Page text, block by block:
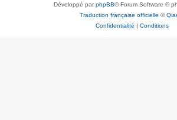
Développé parphpBB® Forum Software ©
Traduction française officielle ©
Confidentialité | Conditions